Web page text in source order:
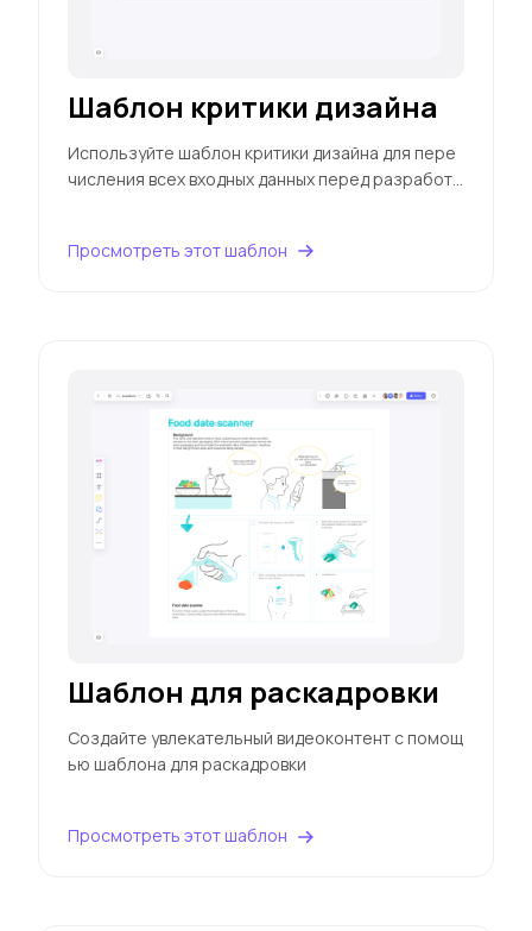
Шаблон критики дизайна
Используйте шаблон критики дизайна для пере
числения всех входных данных перед разработк
Просмотреть этот шаблон
Шаблон для раскадровки
Создайте увлекательный видеоконтент с помощ
ью шаблона для раскадровки
Просмотреть этот шаблон